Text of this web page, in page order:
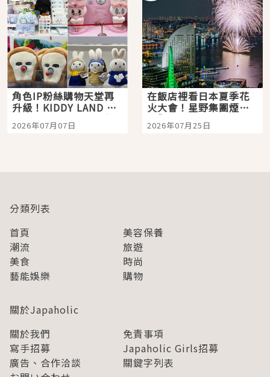
角色IP粉絲購物天堂再
升級！KIDDY LAND 原
宿店吉伊卡哇迎客，新
開幕 OMOKADO 店3分
2026年07月07日
在飯店裡看日本夏季花
火大會！星野集團煙火
景觀飯店6選，讓你不用
人擠人悠閒欣賞
2026年07月25日
分類列表
首頁
美容保養
潮流
旅遊
美食
時尚
藝能娛樂
購物
關於Japaholic
關於我們
免責事項
寫手招募
Japaholic Girls招募
廣告、合作洽談
關鍵字列表